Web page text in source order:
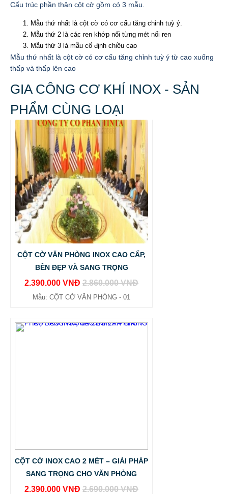
Cấu trúc phần thân cột cờ gồm có 3 mẫu.
Mẫu thứ nhất là cột cờ có cơ cấu tăng chỉnh tuỳ ý.
Mẫu thứ 2 là các ren khớp nối từng mét nối ren
Mẫu thứ 3 là mẫu cố định chiều cao
Mẫu thứ nhất là cột cờ có cơ cấu tăng chỉnh tuỳ ý từ cao xuống
thấp và thấp lên cao
GIA CÔNG CƠ KHÍ INOX - SẢN
PHẨM CÙNG LOẠI
CỘT CỜ VĂN PHÒNG INOX CAO CẤP,
BỀN ĐẸP VÀ SANG TRỌNG
2.390.000 VNĐ 2.860.000 VNĐ
Mẫu: CỘT CỜ VĂN PHÒNG - 01
CỘT CỜ INOX CAO 2 MÉT – GIẢI PHÁP
SANG TRỌNG CHO VĂN PHÒNG
2.390.000 VNĐ 2.690.000 VNĐ